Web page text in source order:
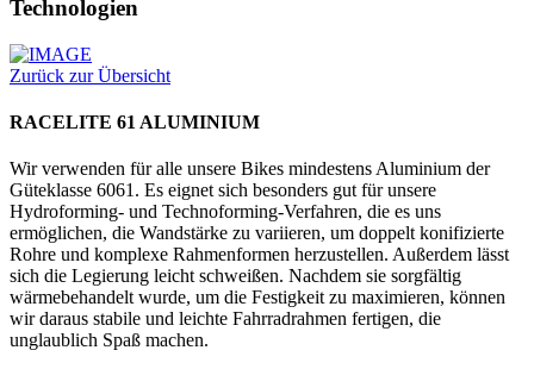
Technologien
Zurück zur Übersicht
RACELITE 61 ALUMINIUM
Wir verwenden für alle unsere Bikes mindestens Aluminium der
Güteklasse 6061. Es eignet sich besonders gut für unsere
Hydroforming- und Technoforming-Verfahren, die es uns
ermöglichen, die Wandstärke zu variieren, um doppelt konifizierte
Rohre und komplexe Rahmenformen herzustellen. Außerdem lässt
sich die Legierung leicht schweißen. Nachdem sie sorgfältig
wärmebehandelt wurde, um die Festigkeit zu maximieren, können
wir daraus stabile und leichte Fahrradrahmen fertigen, die
unglaublich Spaß machen.